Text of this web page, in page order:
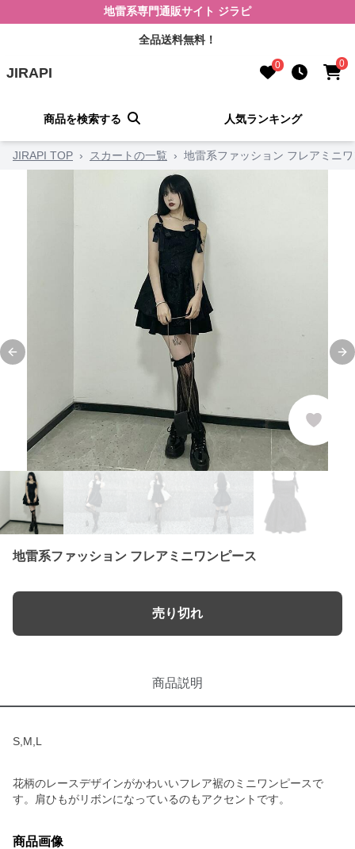
地雷系専門通販サイト ジラピ
全品送料無料！
JIRAPI 0 0
商品を検索する 人気ランキング
JIRAPI TOP › スカートの一覧 › 地雷系ファッション フレアミニ
Previous slide
地雷系ファッション フレアミニワンピース
売り切れ
商品説明
S,M,L
花柄のレースデザインがかわいいフレア裾のミニワンピースで
す。肩ひもがリボンになっているのもアクセントです。
商品画像